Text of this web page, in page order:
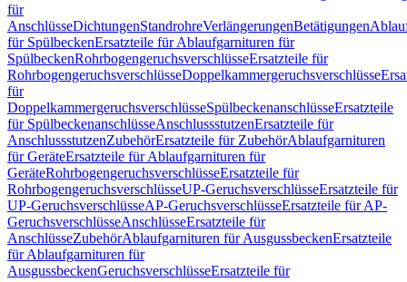
für
AnschlüsseDichtungenStandrohreVerlängerungenBetätigungen
für SpülbeckenErsatzteile für Ablaufgarnituren für
SpülbeckenRohrbogengeruchsverschlüsseErsatzteile für
RohrbogengeruchsverschlüsseDoppelkammergeruchsverschlüsse
für
DoppelkammergeruchsverschlüsseSpülbeckenanschlüsseErsatzteile
für SpülbeckenanschlüsseAnschlussstutzenErsatzteile für
AnschlussstutzenZubehörErsatzteile für ZubehörAblaufgarnituren
für GeräteErsatzteile für Ablaufgarnituren für
GeräteRohrbogengeruchsverschlüsseErsatzteile für
RohrbogengeruchsverschlüsseUP-GeruchsverschlüsseErsatzteile für
UP-GeruchsverschlüsseAP-GeruchsverschlüsseErsatzteile für AP-
GeruchsverschlüsseAnschlüsseErsatzteile für
AnschlüsseZubehörAblaufgarnituren für AusgussbeckenErsatzteile
für Ablaufgarnituren für
AusgussbeckenGeruchsverschlüsseErsatzteile für